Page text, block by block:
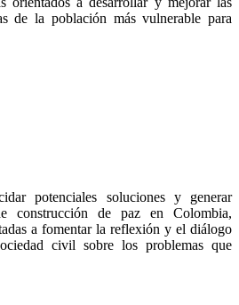
de la población más vulnerable para
potenciales soluciones y generar
construcción de paz en Colombia,
a fomentar la reflexión y el diálogo
civil sobre los problemas que